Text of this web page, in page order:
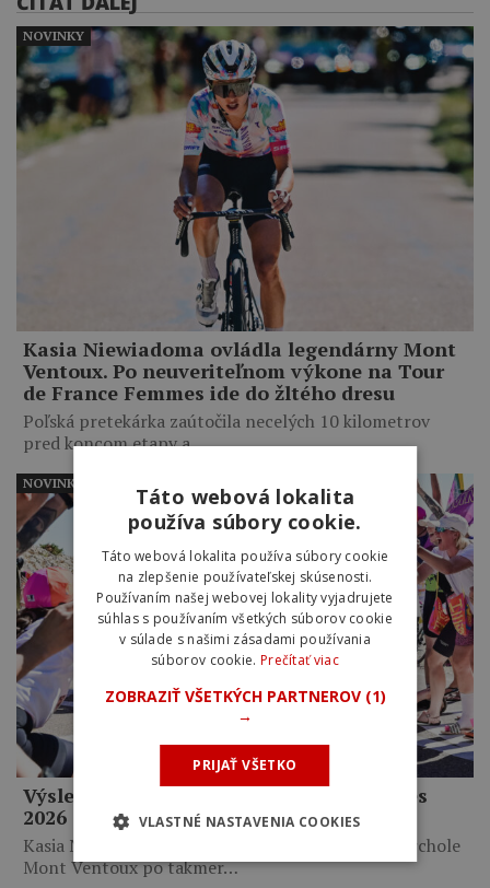
Kasia Niewiadoma ovládla legendárny Mont
Ventoux. Po neuveriteľnom výkone na Tour
de France Femmes ide do žltého dresu
Poľská pretekárka zaútočila necelých 10 kilometrov
pred koncom etapy a…
NOVINKY
Výsledky 7. etapy Tour de France Femmes
2026
Kasia Niewiadoma triumfovala na legendárnom vrchole
Mont Ventoux po takmer…
NOVINKY
Táto webová lokalita
používa súbory cookie.
Táto webová lokalita používa súbory cookie
na zlepšenie používateľskej skúsenosti.
Používaním našej webovej lokality vyjadrujete
súhlas s používaním všetkých súborov cookie
v súlade s našimi zásadami používania
súborov cookie. Prečítať viac
ZOBRAZIŤ VŠETKÝCH PARTNEROV (1)
→
PRIJAŤ VŠETKO
VLASTNÉ NASTAVENIA COOKIES